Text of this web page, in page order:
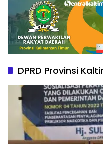
DPRD Provinsi